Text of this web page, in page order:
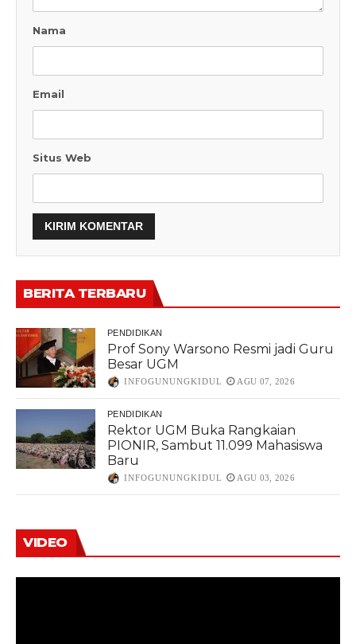
Nama
Email
Situs Web
BERITA TERBARU
PENDIDIKAN
Prof Sony Warsono Resmi jadi Guru
Besar UGM
INFOGUNUNGKIDUL AGU 07, 2026
PENDIDIKAN
Rektor UGM Buka Rangkaian
PIONIR, Sambut 11.099 Mahasiswa
Baru
INFOGUNUNGKIDUL AGU 03, 2026
VIDEO